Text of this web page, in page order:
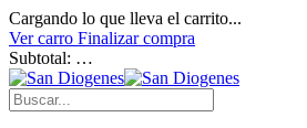
Cargando lo que lleva el carrito...
Ver carro Finalizar compra
Subtotal: …